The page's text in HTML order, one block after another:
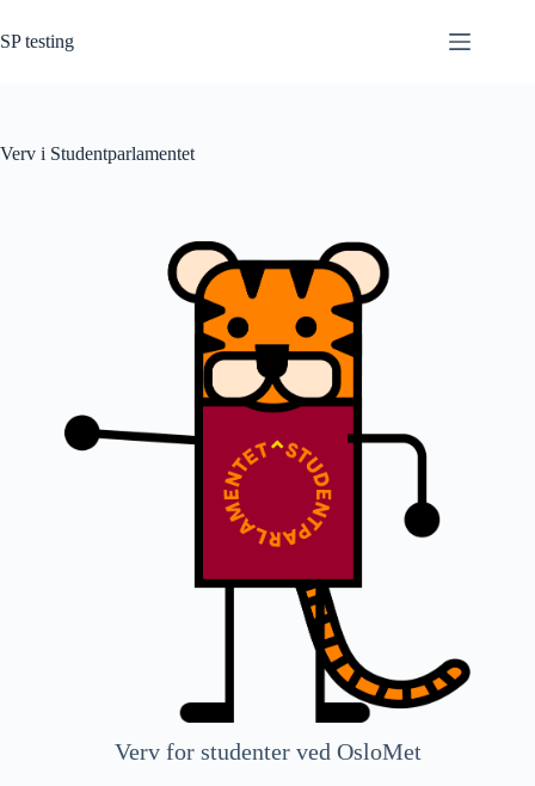
til
innholdet
SP testing
Verv i Studentparlamentet
Verv for studenter ved OsloMet